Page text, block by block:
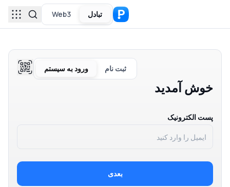
تبادل Web3
ثبت نام ورود به سیستم
خوش آمدید
پست الکترونیک
بعدی